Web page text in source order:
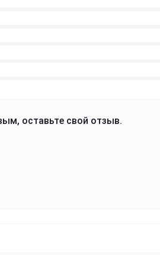
оставьте свой отзыв.